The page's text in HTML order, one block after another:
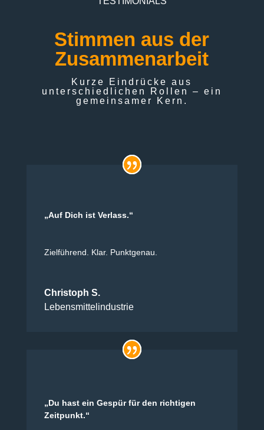
Stimmen aus der
Zusammenarbeit
Kurze Eindrücke aus
unterschiedlichen Rollen – ein
gemeinsamer Kern.
„Auf Dich ist Verlass.“
Zielführend. Klar. Punktgenau.
Christoph S.
Lebensmittelindustrie
„Du hast ein Gespür für den richtigen
Zeitpunkt.“